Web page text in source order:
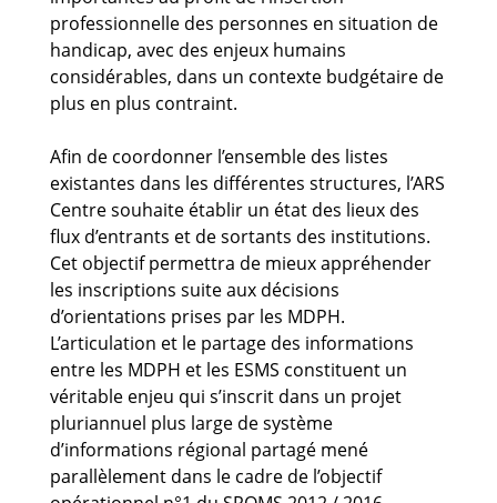
professionnelle des personnes en situation de
handicap, avec des enjeux humains
considérables, dans un contexte budgétaire de
plus en plus contraint.
Afin de coordonner l’ensemble des listes
existantes dans les différentes structures, l’ARS
Centre souhaite établir un état des lieux des
flux d’entrants et de sortants des institutions.
Cet objectif permettra de mieux appréhender
les inscriptions suite aux décisions
d’orientations prises par les MDPH.
L’articulation et le partage des informations
entre les MDPH et les ESMS constituent un
véritable enjeu qui s’inscrit dans un projet
pluriannuel plus large de système
d’informations régional partagé mené
parallèlement dans le cadre de l’objectif